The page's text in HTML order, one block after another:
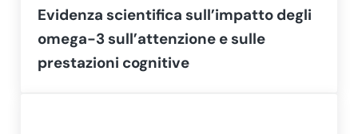
Evidenza scientifica sull’impatto degli
omega-3 sull’attenzione e sulle
prestazioni cognitive